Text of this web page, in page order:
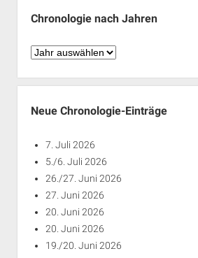
Chronologie nach Jahren
Chronologie
Jahren
Neue Chronologie-Einträge
7. Juli 2026
5./6. Juli 2026
26./27. Juni 2026
27. Juni 2026
20. Juni 2026
20. Juni 2026
19./20. Juni 2026